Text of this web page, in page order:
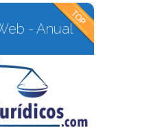
- Anual